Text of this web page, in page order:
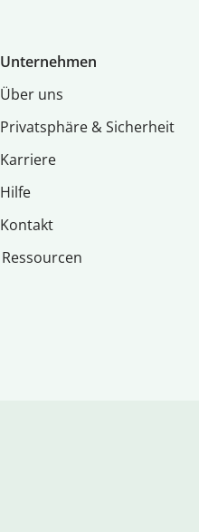
Unternehmen
Über uns
Privatsphäre & Sicherheit
Karriere
Hilfe
Kontakt
Ressourcen